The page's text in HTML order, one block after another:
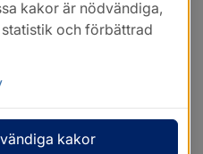
kakor är nödvändiga,
och förbättrad
kakor